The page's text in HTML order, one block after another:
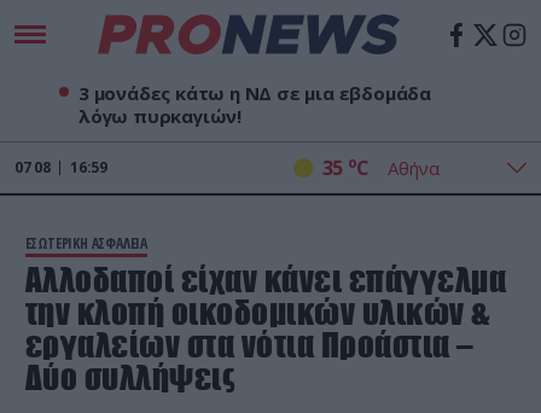
3 μονάδες κάτω η ΝΔ σε μια εβδομάδα
λόγω πυρκαγιών!
07 08 17:00 35 oC
ΕΣΩΤΕΡΙΚΗ ΑΣΦΑΛΕΙΑ
Αλλοδαποί είχαν κάνει επάγγελμα
την κλοπή οικοδομικών υλικών &
εργαλείων στα νότια Προάστια –
Δύο συλλήψεις